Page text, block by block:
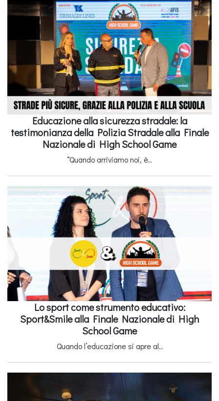
Educazione alla sicurezza stradale: la
testimonianza della Polizia Stradale alla Finale
Nazionale di High School Game
“Quando arriviamo noi, è..
Lo sport come strumento educativo:
Sport&Smile alla Finale Nazionale di High
School Game
Quando l’educazione si apre al..